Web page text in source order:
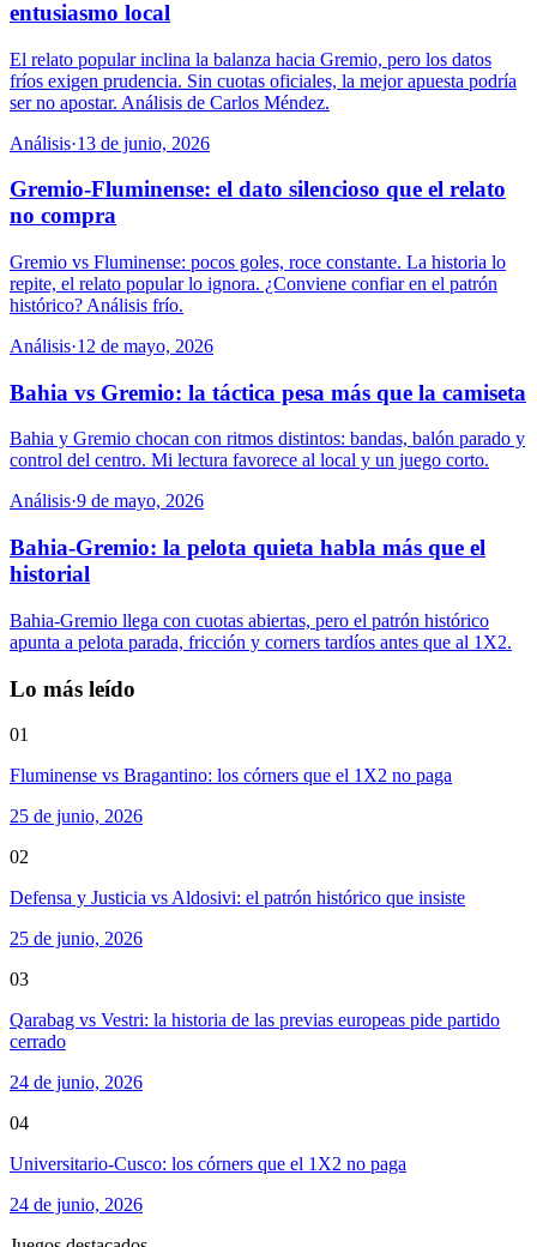
entusiasmo local
El relato popular inclina la balanza hacia Gremio, pero los datos
fríos exigen prudencia. Sin cuotas oficiales, la mejor apuesta podría
ser no apostar. Análisis de Carlos Méndez.
Análisis·13 de junio, 2026
Gremio-Fluminense: el dato silencioso que el relato
no compra
Gremio vs Fluminense: pocos goles, roce constante. La historia lo
repite, el relato popular lo ignora. ¿Conviene confiar en el patrón
histórico? Análisis frío.
Análisis·12 de mayo, 2026
Bahia vs Gremio: la táctica pesa más que la camiseta
Bahia y Gremio chocan con ritmos distintos: bandas, balón parado y
control del centro. Mi lectura favorece al local y un juego corto.
Análisis·9 de mayo, 2026
Bahia-Gremio: la pelota quieta habla más que el
historial
Bahia-Gremio llega con cuotas abiertas, pero el patrón histórico
apunta a pelota parada, fricción y corners tardíos antes que al 1X2.
Lo más leído
01
Fluminense vs Bragantino: los córners que el 1X2 no paga
25 de junio, 2026
02
Defensa y Justicia vs Aldosivi: el patrón histórico que insiste
25 de junio, 2026
03
Qarabag vs Vestri: la historia de las previas europeas pide partido
cerrado
24 de junio, 2026
04
Universitario-Cusco: los córners que el 1X2 no paga
24 de junio, 2026